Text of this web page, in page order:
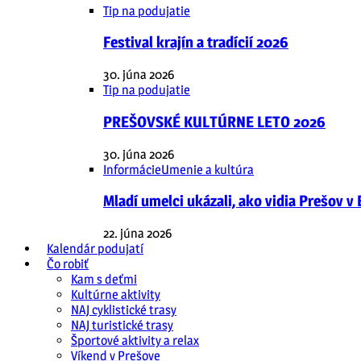
Tip na podujatie
Festival krajín a tradícií 2026
30. júna 2026
Tip na podujatie
PREŠOVSKÉ KULTÚRNE LETO 2026
30. júna 2026
InformácieUmenie a kultúra
Mladí umelci ukázali, ako vidia Prešov v
22. júna 2026
Kalendár podujatí
Čo robiť
Kam s deťmi
Kultúrne aktivity
NAJ cyklistické trasy
NAJ turistické trasy
Športové aktivity a relax
Víkend v Prešove